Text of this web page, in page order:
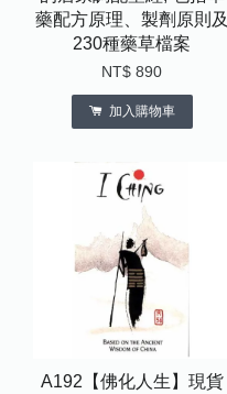
藥配方原理、製劑原則及
230種藥草檔案
NT$ 890
加入購物車
A192【佛化人生】現貨